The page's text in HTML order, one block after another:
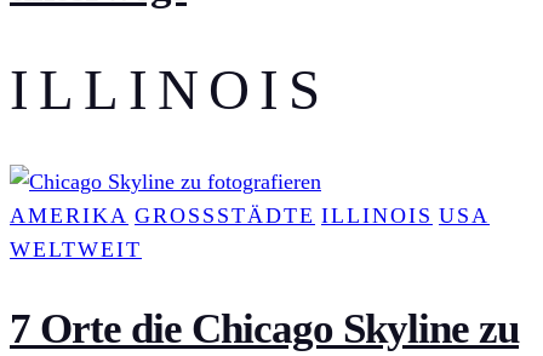
ILLINOIS
AMERIKA GROSSSTÄDTE ILLINOIS USA
WELTWEIT
7 Orte die Chicago Skyline zu